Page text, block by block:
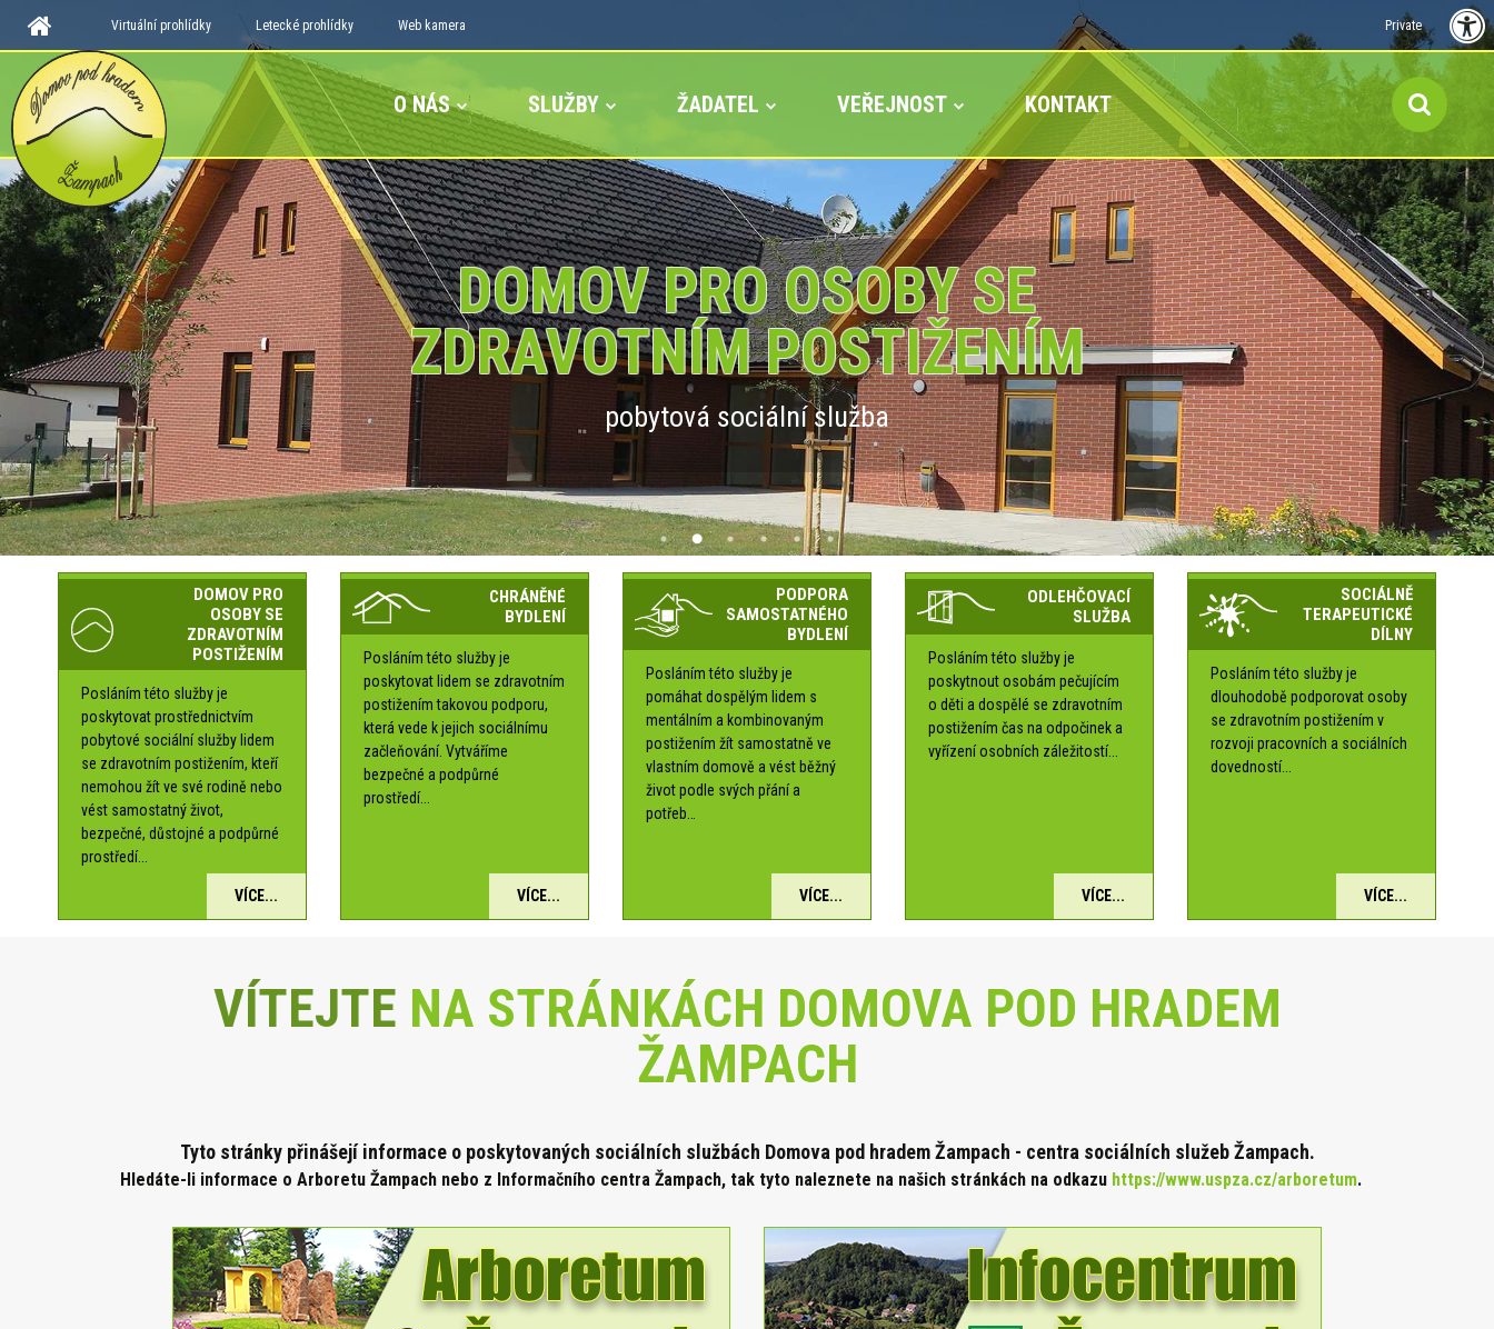
Virtuální prohlídky Letecké prohlídky Web kamera Private
O NÁS SLUŽBY ŽADATEL VEŘEJNOST KONTAKT
DOMOV PRO OSOBY SE
ZDRAVOTNÍM POSTIŽENÍM
pobytová sociální služba
DOMOV PRO
OSOBY SE
ZDRAVOTNÍM
POSTIŽENÍM
Posláním této služby je
poskytovat prostřednictvím
pobytové sociální služby lidem
se zdravotním postižením, kteří
nemohou žít ve své rodině nebo
vést samostatný život,
bezpečné, důstojné a podpůrné
prostředí...
VÍCE...
CHRÁNĚNÉ
BYDLENÍ
Posláním této služby je
poskytovat lidem se zdravotním
postižením takovou podporu,
která vede k jejich sociálnímu
začleňování. Vytváříme
bezpečné a podpůrné
prostředí...
VÍCE...
PODPORA
SAMOSTATNÉHO
BYDLENÍ
Posláním této služby je
pomáhat dospělým lidem s
mentálním a kombinovaným
postižením žít samostatně ve
vlastním domově a vést běžný
život podle svých přání a
potřeb…
VÍCE...
ODLEHČOVACÍ
SLUŽBA
Posláním této služby je
poskytnout osobám pečujícím
o děti a dospělé se zdravotním
postižením čas na odpočinek a
vyřízení osobních záležitostí...
VÍCE...
SOCIÁLNĚ
TERAPEUTICKÉ
DÍLNY
Posláním této služby je
dlouhodobě podporovat osoby
se zdravotním postižením v
rozvoji pracovních a sociálních
dovedností...
VÍCE...
VÍTEJTE NA STRÁNKÁCH DOMOVA POD HRADEM
ŽAMPACH
Tyto stránky přinášejí informace o poskytovaných sociálních službách Domova pod hradem Žampach - centra sociálních služeb Žampach.
Hledáte-li informace o Arboretu Žampach nebo z Informačního centra Žampach, tak tyto naleznete na našich stránkách na odkazu https://www.uspza.cz/arboretum.